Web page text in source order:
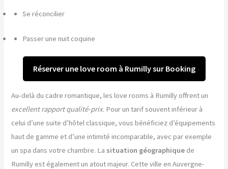
Se réconcilier
Passer une nuit coquine
Réserver une love room à Rumilly sur Booking
Au-delà du cadre romantique, les love rooms à Rumilly offrent un
excellent rapport qualité-prix. Pour un tarif souvent inférieur à
celui d’une suite d’hôtel classique, vous bénéficiez d’équipements
haut de gamme et d’une intimité incomparable, avec par exemple
un spa dans votre chambre. La situation géographique de
Rumilly est également un atout majeur. Cette ville en Auvergne-